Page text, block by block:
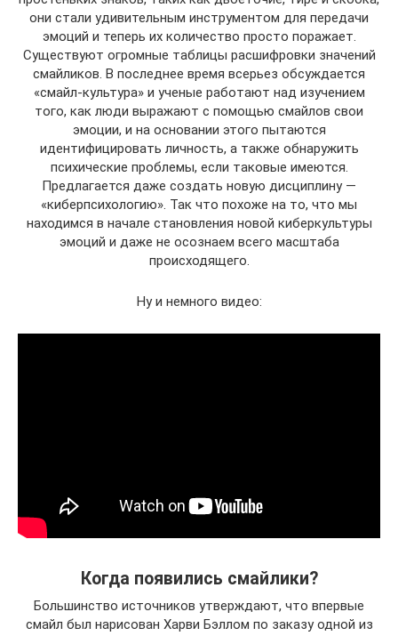
они стали удивительным инструментом для передачи
эмоций и теперь их количество просто поражает.
Существуют огромные таблицы расшифровки значений
смайликов. В последнее время всерьез обсуждается
«смайл-культура» и ученые работают над изучением
того, как люди выражают с помощью смайлов свои
эмоции, и на основании этого пытаются
идентифицировать личность, а также обнаружить
психические проблемы, если таковые имеются.
Предлагается даже создать новую дисциплину —
«киберпсихологию». Так что похоже на то, что мы
находимся в начале становления новой киберкультуры
эмоций и даже не осознаем всего масштаба
происходящего.
Ну и немного видео:
Когда появились смайлики?
Большинство источников утверждают, что впервые
смайл был нарисован Харви Бэллом по заказу одной из